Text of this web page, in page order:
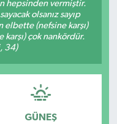
hepsinden vermiştir.
olsanız sayıp
(nefsine karşı)
çok nankördür.
34)
GÜNEŞ